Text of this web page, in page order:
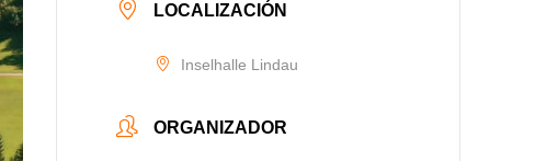
LOCALIZACIÓN
Inselhalle Lindau
ORGANIZADOR